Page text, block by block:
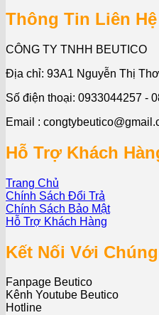
Thông Tin Liên Hệ
CÔNG TY TNHH BEUTICO
Địa chỉ: 93A1 Nguyễn Thị
Số điện thoại: 0933044257 -
Email :
Hỗ Trợ Khách
Trang Chủ
Chính Sách Đổi Trả
Chính Sách Bảo Mật
Hỗ Trợ Khách Hàng
Kết Nối Với
Fanpage Beutico
Kênh Youtube Beutico
Hotline